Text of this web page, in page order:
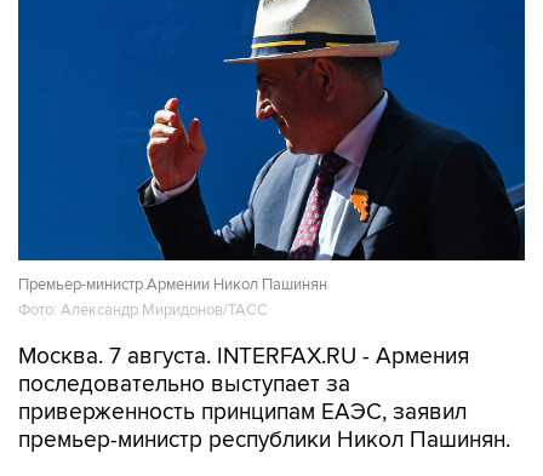
Премьер-министр Армении Никол Пашинян
Фото: Александр Миридонов/ТАСС
Москва. 7 августа. INTERFAX.RU - Армения
последовательно выступает за
приверженность принципам ЕАЭС, заявил
премьер-министр республики Никол Пашинян.